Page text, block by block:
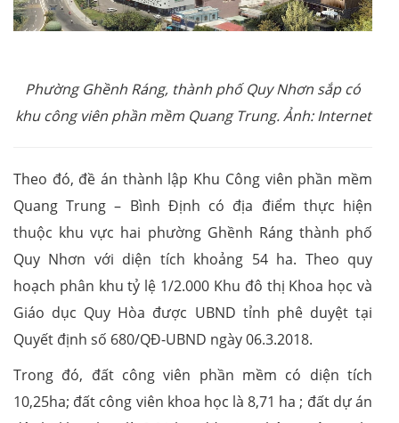
Phường Ghềnh Ráng, thành phố Quy Nhơn sắp có
khu công viên phần mềm Quang Trung. Ảnh: Internet
Theo đó, đề án thành lập Khu Công viên phần mềm
Quang Trung – Bình Định có địa điểm thực hiện
thuộc khu vực hai phường Ghềnh Ráng thành phố
Quy Nhơn với diện tích khoảng 54 ha. Theo quy
hoạch phân khu tỷ lệ 1/2.000 Khu đô thị Khoa học và
Giáo dục Quy Hòa được UBND tỉnh phê duyệt tại
Quyết định số 680/QĐ-UBND ngày 06.3.2018.
Trong đó, đất công viên phần mềm có diện tích
10,25ha; đất công viên khoa học là 8,71 ha ; đất dự án